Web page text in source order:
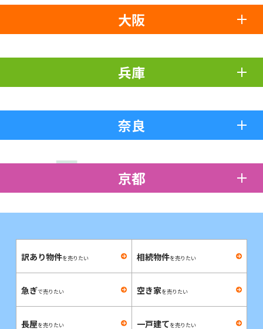
大阪
兵庫
奈良
京都
訳あり物件を売りたい 相続物件を売りたい
急ぎで売りたい 空き家を売りたい
長屋を売りたい 一戸建てを売りたい